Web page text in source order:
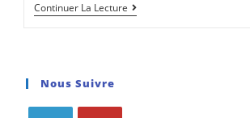
Continuer La Lecture
Nous Suivre